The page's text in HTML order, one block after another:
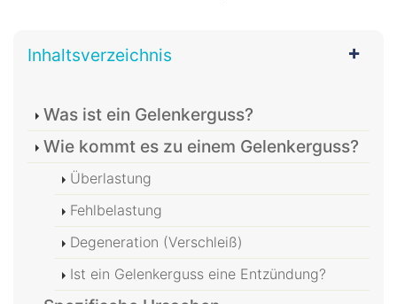
Inhaltsverzeichnis
Was ist ein Gelenkerguss?
Wie kommt es zu einem Gelenkerguss?
Überlastung
Fehlbelastung
Degeneration (Verschleiß)
Ist ein Gelenkerguss eine Entzündung?